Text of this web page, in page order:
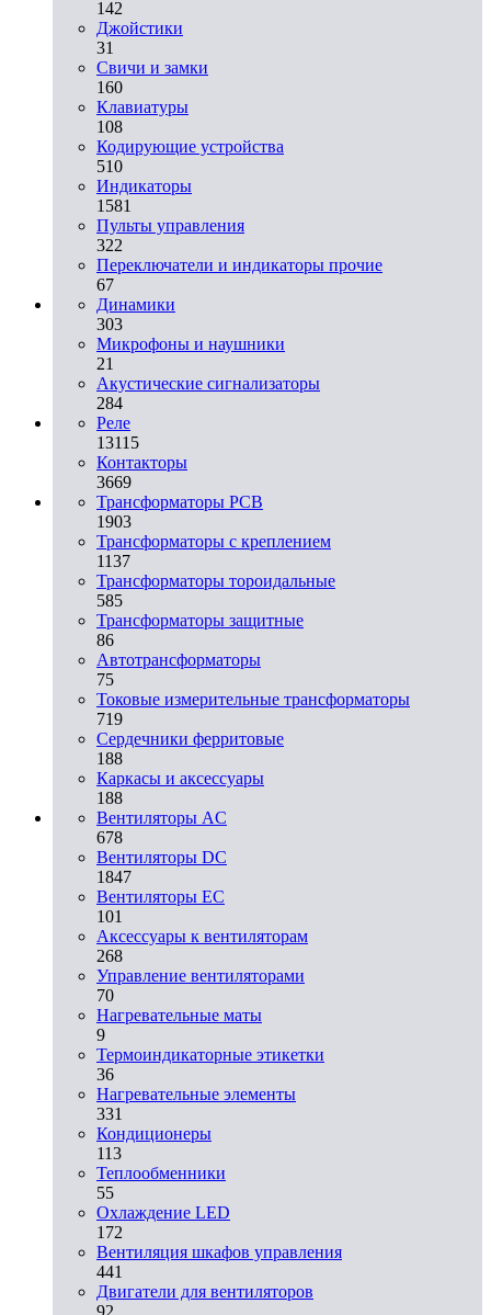
142
Джойстики
31
Свичи и замки
160
Клавиатуры
108
Кодирующие устройства
510
Индикаторы
1581
Пульты управления
322
Переключатели и индикаторы прочие
67
Динамики
303
Микрофоны и наушники
21
Акустические сигнализаторы
284
Реле
13115
Контакторы
3669
Трансформаторы PCB
1903
Трансформаторы с креплением
1137
Трансформаторы тороидальные
585
Трансформаторы защитные
86
Автотрансформаторы
75
Токовые измерительные трансформаторы
719
Сердечники ферритовые
188
Каркасы и аксессуары
188
Вентиляторы AC
678
Вентиляторы DC
1847
Вентиляторы EC
101
Аксессуары к вентиляторам
268
Управление вентиляторами
70
Нагревательные маты
9
Термоиндикаторные этикетки
36
Нагревательные элементы
331
Кондиционеры
113
Теплообменники
55
Охлаждение LED
172
Вентиляция шкафов управления
441
Двигатели для вентиляторов
92